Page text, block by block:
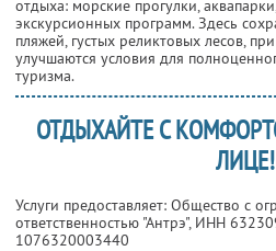
отдыха: морские прогулки,
экскурсионных программ. Здесь
пляжей, густых реликтовых лесов,
улучшаются условия для
туризма.
ОТДЫХАЙТЕ С
ЛИЦЕ!
Услуги предоставляет: Общество с
ответственностью "Антрэ", ИНН
1076320003440